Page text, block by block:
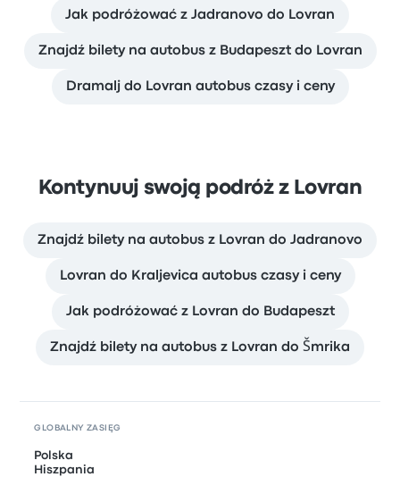
Jak podróżować z Jadranovo do Lovran
Znajdź bilety na autobus z Budapeszt do Lovran
Dramalj do Lovran autobus czasy i ceny
Kontynuuj swoją podróż z Lovran
Znajdź bilety na autobus z Lovran do Jadranovo
Lovran do Kraljevica autobus czasy i ceny
Jak podróżować z Lovran do Budapeszt
Znajdź bilety na autobus z Lovran do Šmrika
GLOBALNY ZASIĘG
Polska
Hiszpania